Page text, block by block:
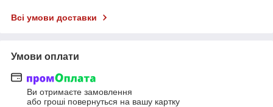
Всі умови доставки
Умови оплати
Ви отримаєте замовлення
або гроші повернуться на вашу картку